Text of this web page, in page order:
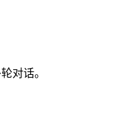
对话。